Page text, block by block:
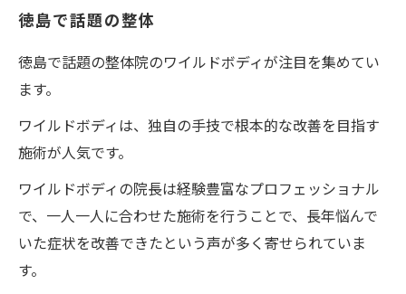
徳島で話題の整体
徳島で話題の整体院のワイルドボディが注目を集めてい
ます。
ワイルドボディは、独自の手技で根本的な改善を目指す
施術が人気です。
ワイルドボディの院長は経験豊富なプロフェッショナル
で、一人一人に合わせた施術を行うことで、長年悩んで
いた症状を改善できたという声が多く寄せられていま
す。